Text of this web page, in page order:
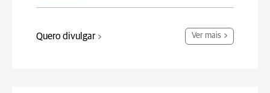
Quero divulgar Ver mais